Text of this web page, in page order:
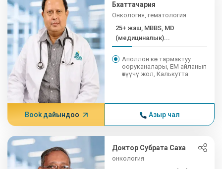
Бхаттачария
Онкология, гематология
25+ жаш, MBBS, MD
(медициналык)...
Аполлон көп тармактуу
ооруканалары, EM айланып
өтүүчү жол, Калькутта
Book дайындоо Азыр чал
Доктор Субрата Саха
онкология